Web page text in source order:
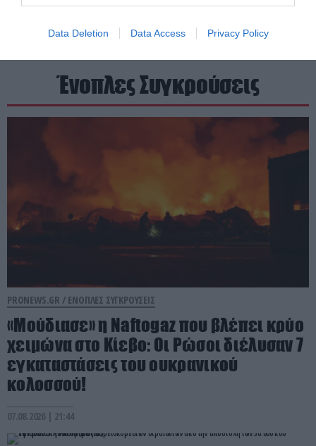
Data Deletion Data Access Privacy Policy
Ένοπλες Συγκρούσεις
PRONEWS.GR / ΕΝΟΠΛΕΣ ΣΥΓΚΡΟΥΣΕΙΣ
«Μούδιασε» η Naftogaz που βλέπει κρύο
χειμώνα στο Κίεβο: Οι Ρώσοι διέλυσαν 7
εγκαταστάσεις του ουκρανικού
κολοσσού!
07.08.2026 | 21:44